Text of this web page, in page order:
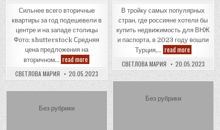
Сильнее всего вторичные
квартиры за год подешевели в
центре и на западе столицы
Фото: shutterstock Средняя
цена предложения на
вторичном… read more Риелторы
назвали
округа
Москвы
с
наибольшим
падением
СВЕТЛОВА МАРИЯ 20.05.2023
В тройку самых популярных
стран, где россияне хотели бы
купить недвижимость для ВНЖ
и паспорта, в 2023 году вошли
Турция,… read moreНазваны
топ-10
стран,
где
россияне
покупают
СВЕТЛОВА МАРИЯ 20.05.2023
Posted
Без рубрики
Posted
Без рубрики